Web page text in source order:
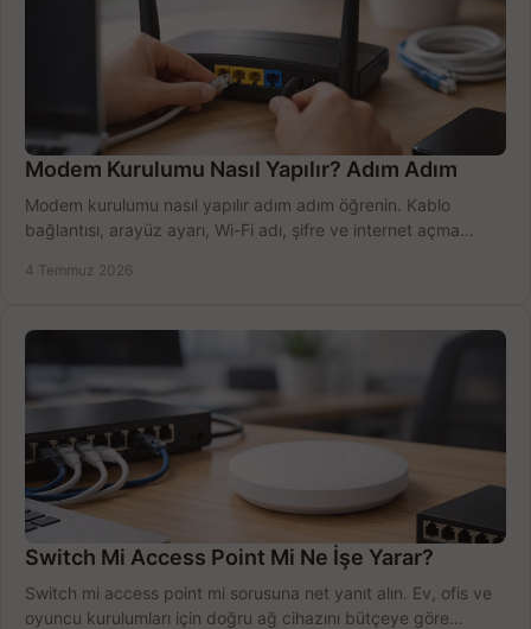
Modem Kurulumu Nasıl Yapılır? Adım Adım
Modem kurulumu nasıl yapılır adım adım öğrenin. Kablo
bağlantısı, arayüz ayarı, Wi-Fi adı, şifre ve internet açma
4 Temmuz 2026
Switch Mi Access Point Mi Ne İşe Yarar?
Switch mi access point mi sorusuna net yanıt alın. Ev, ofis ve
oyuncu kurulumları için doğru ağ cihazını bütçeye göre